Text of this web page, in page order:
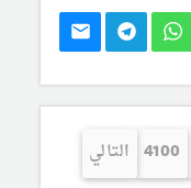
4100 التالي